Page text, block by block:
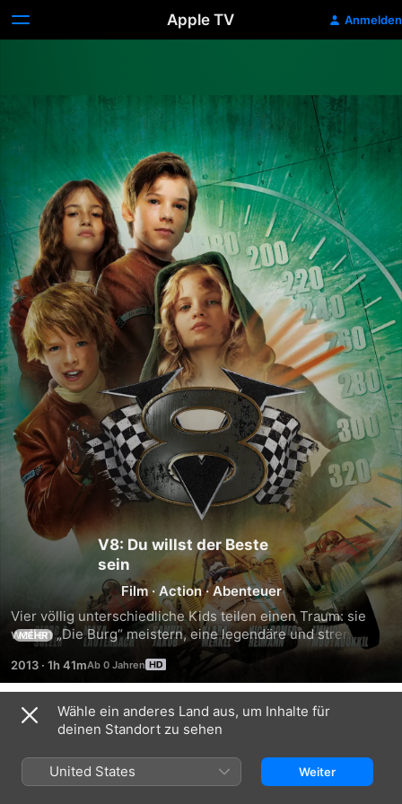
Apple TV Anmelden
V8: Du willst der Beste
sein
Film ·Action ·Abenteuer
Vier völlig unterschiedliche Kids teilen einen Traum: sie
wollen „Die Burg“ meistern, eine legendäre und streng
geheime Rennstrecke für Kinder. Der Legende nach sind
aus ihr alle Weltmeister der Renngeschichte
hervorgegangen. Als der reiche Schnösel Robin (Samuel
Jakob), der ehrgeizige David (Georg A. Sulzer), seine kleine
Schwester Luca (Maya Lauterbach) und die taffe Kiki (Klara
bekommen, müssen sie sich zusammenraufen. Denn nur
gemeinsam können sie das gegnerische Team besiegen
MEHR
2013 · 1h 41m
Trailer
Wähle ein anderes Land aus, um Inhalte für
deinen Standort zu sehen
United States Weiter